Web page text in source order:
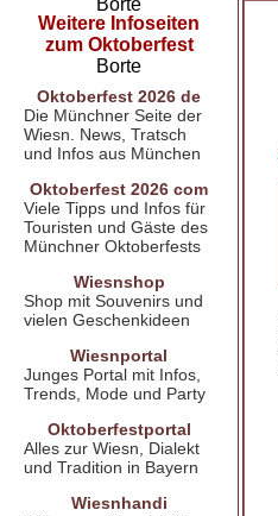
Weitere Infoseiten
zum Oktoberfest
Oktoberfest 2026 de
Die Münchner Seite der
Wiesn. News, Tratsch
und Infos aus München
Oktoberfest 2026 com
Viele Tipps und Infos für
Touristen und Gäste des
Münchner Oktoberfests
Wiesnshop
Shop mit Souvenirs und
vielen Geschenkideen
Wiesnportal
Junges Portal mit Infos,
Trends, Mode und Party
Oktoberfestportal
Alles zur Wiesn, Dialekt
und Tradition in Bayern
Wiesnhandi